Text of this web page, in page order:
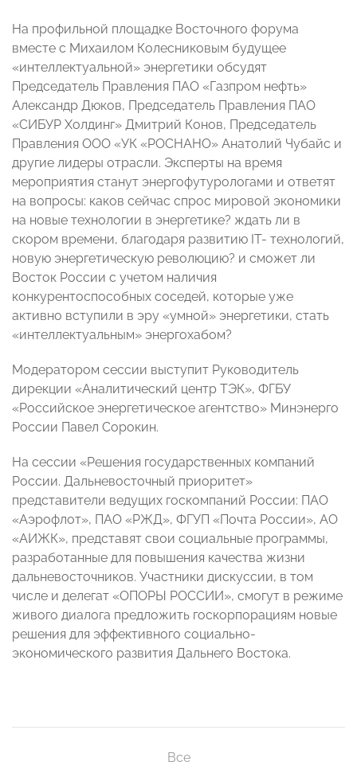
На профильной площадке Восточного форума
вместе с Михаилом Колесниковым будущее
«интеллектуальной» энергетики обсудят
Председатель Правления ПАО «Газпром нефть»
Александр Дюков, Председатель Правления ПАО
«СИБУР Холдинг» Дмитрий Конов, Председатель
Правления ООО «УК «РОСНАНО» Анатолий Чубайс и
другие лидеры отрасли. Эксперты на время
мероприятия станут энергофутурологами и ответят
на вопросы: каков сейчас спрос мировой экономики
на новые технологии в энергетике? ждать ли в
скором времени, благодаря развитию IT- технологий,
новую энергетическую революцию? и сможет ли
Восток России с учетом наличия
конкурентоспособных соседей, которые уже
активно вступили в эру «умной» энергетики, стать
«интеллектуальным» энергохабом?
Модератором сессии выступит Руководитель
дирекции «Аналитический центр ТЭК», ФГБУ
«Российское энергетическое агентство» Минэнерго
России Павел Сорокин.
На сессии «Решения государственных компаний
России. Дальневосточный приоритет»
представители ведущих госкомпаний России: ПАО
«Аэрофлот», ПАО «РЖД», ФГУП «Почта России», АО
«АИЖК», представят свои социальные программы,
разработанные для повышения качества жизни
дальневосточников. Участники дискуссии, в том
числе и делегат «ОПОРЫ РОССИИ», смогут в режиме
живого диалога предложить госкорпорациям новые
решения для эффективного социально-
экономического развития Дальнего Востока.
Все